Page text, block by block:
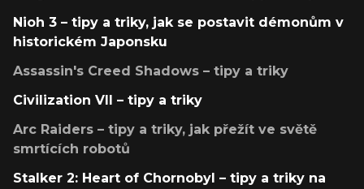
Nioh 3 – tipy a triky, jak se postavit démonům v
historickém Japonsku
Assassin's Creed Shadows – tipy a triky
Civilization VII – tipy a triky
Arc Raiders – tipy a triky, jak přežít ve světě
smrtících robotů
Stalker 2: Heart of Chornobyl – tipy a triky na